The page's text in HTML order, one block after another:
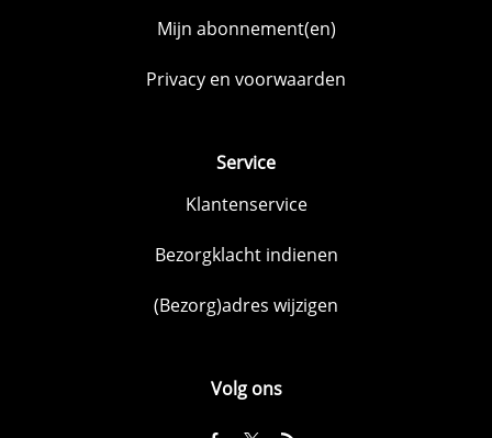
Mijn abonnement(en)
Privacy en voorwaarden
Service
Klantenservice
Bezorgklacht indienen
(Bezorg)adres wijzigen
Volg ons